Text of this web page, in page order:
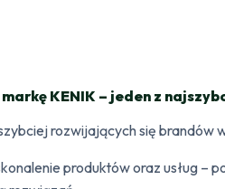
KENIK – jeden z
rozwijających się brandów
produktów oraz usług –